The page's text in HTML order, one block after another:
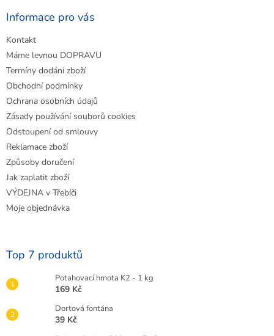
Informace pro vás
Kontakt
Máme levnou DOPRAVU
Termíny dodání zboží
Obchodní podmínky
Ochrana osobních údajů
Zásady používání souborů cookies
Odstoupení od smlouvy
Reklamace zboží
Způsoby doručení
Jak zaplatit zboží
VÝDEJNA v Třebíči
Moje objednávka
Top 7 produktů
Potahovací hmota K2 - 1 kg
169 Kč
Dortová fontána
39 Kč